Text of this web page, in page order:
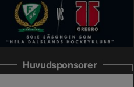
Huvudsponsorer